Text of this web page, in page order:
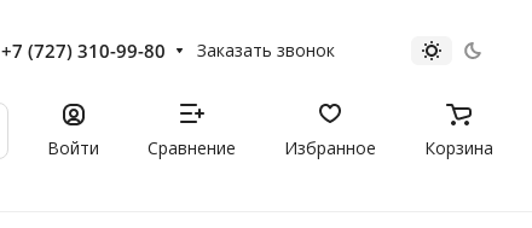
+7 (727) 310-99-80 Заказать звонок
Войти Сравнение Избранное Корзина